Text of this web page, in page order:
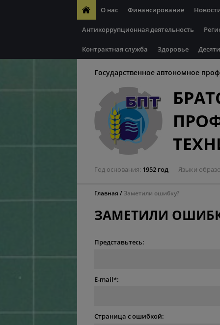
О нас Финансирование
Антикоррупционная деятельность
Контрактная служба Здоровье
Государственное автономное
Год основания 1952 год Языки
Главная Заметили ошибку?
ЗАМЕТИЛИ
Представьтесь:
E-mail*:
Страница с ошибкой: